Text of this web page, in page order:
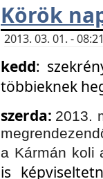
Körök
2013. 03. 01. -
kedd:
többieknek
szerda: 2013.
a Kármán koli
is